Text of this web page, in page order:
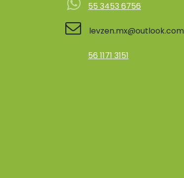
55 3453 6756
levzen.mx@outlook.com
56 1171 3151